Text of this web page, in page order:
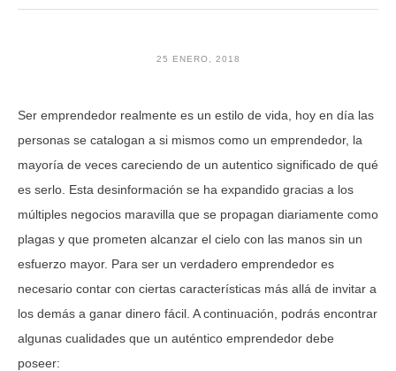
25 ENERO, 2018
Ser emprendedor realmente es un estilo de vida, hoy en día las
personas se catalogan a si mismos como un emprendedor, la
mayoría de veces careciendo de un autentico significado de qué
es serlo. Esta desinformación se ha expandido gracias a los
múltiples negocios maravilla que se propagan diariamente como
plagas y que prometen alcanzar el cielo con las manos sin un
esfuerzo mayor. Para ser un verdadero emprendedor es
necesario contar con ciertas características más allá de invitar a
los demás a ganar dinero fácil. A continuación, podrás encontrar
algunas cualidades que un auténtico emprendedor debe
poseer: